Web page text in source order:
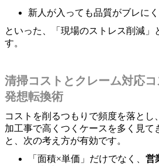
新人が入っても品質がブレに
といった、「現場のストレス削減」
す。
清掃コストとクレーム対応
発想転換術
コストを削るつもりで頻度を落とし
加工事で高くつくケースを多く見て
と、次の考え方が有効です。
「面積×単価」だけでなく、 営